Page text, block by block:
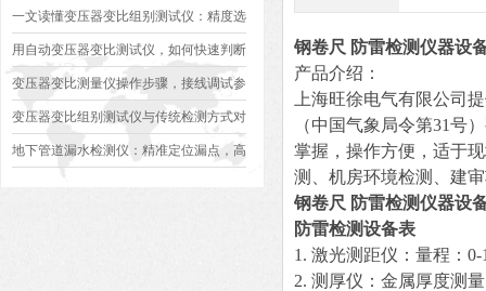
别测试仪的日常校准方法、常见组别识别
异常排查方案
一文读懂变压器变比组别测试仪：精度选
型、接线规范、报告生成全流程标准化操
作指南
用自动变压器变比测试仪，如何快速判断
变压器是否合格？
变压器变比测量仪操作步骤，接线调试参
数设定变比测试数据保存使用教程
变压器变比组别测试仪与传统检测方式对
比：精度、速度与安全性深度分析
地下管道漏水检测仪：精准定位漏点，高
钢卷尺 防雷检测仪器设
产品介绍：
上海旺徐电气有限公司
（中国气象局令第31号
掌握，操作方便，适于
测、机房环境检测、建
钢卷尺 防雷检测仪器设
防雷检测设备表
1. 激光测距仪：量程：
2. 测厚仪：金属厚度测